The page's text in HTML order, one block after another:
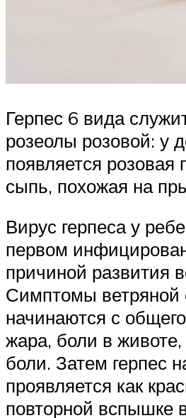
Герпес 6 вида
розеолы розовой: у
появляется розовая
сыпь, похожая на
Вирус герпеса у
первом
причиной развития
Симптомы ветряной
начинаются с
жара, боли в животе,
боли. Затем герпес
проявляется как
повторной вспышке